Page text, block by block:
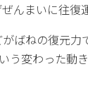
まいに往復
ばねの復元
変わった動